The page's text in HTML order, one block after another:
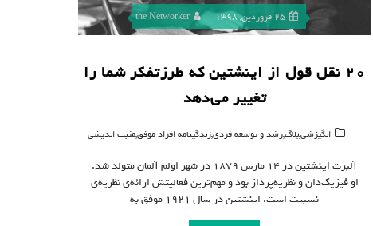
25 فروردین, 1398 the Networker
۲۰ نقل قول از اینشتین که طرزتفکر شما را
تغییر می‌دهد
انگیزشی,بلاگ,رشد و توسعه فردی,زندگینامه افراد موفق,مثبت اندیشی
آلبرت اینشتین در ۱۴ مارس ۱۸۷۹ در شهر اولم آلمان متولد شد.
او فیزیک‌دان و نظریه‌پرداز بود و مهم‌ترین فعالیتش ارائه‌ی نظریه‌ی
نسبیت است. اینشتین در سال ۱۹۲۱ موفق به